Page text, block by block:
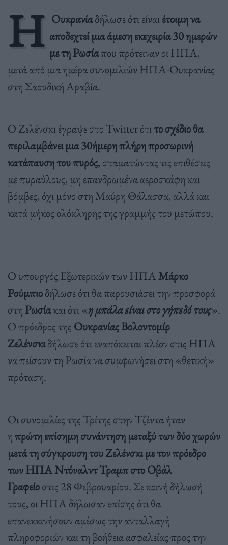
Η Ουκρανίαδήλωσε ότι είναιέτοιμη να
αποδεχτεί μια άμεση εκεχειρία 30 ημερών
με τη Ρωσίαπου πρότειναν οι ΗΠΑ,
μετά από μια ημέρα συνομιλιών ΗΠΑ-Ουκρανίας
στη Σαουδική Αραβία.
Ο Ζελένσκι έγραψε στο Twitter ότιτο σχέδιο θα
περιλαμβάνει μια 30ήμερη πλήρη προσωρινή
κατάπαυση του πυρός, σταματώντας τις επιθέσεις
με πυραύλους, μη επανδρωμένα αεροσκάφη και
βόμβες, όχι μόνο στη Μαύρη Θάλασσα, αλλά και
κατά μήκος ολόκληρης της γραμμής του μετώπου.
Ο υπουργός Εξωτερικών των ΗΠΑΜάρκο
Ρούμπιοδήλωσε ότι θα παρουσιάσει την προσφορά
στηΡωσίακαι ότι «η μπάλα είναι στο γήπεδό τους».
Ο πρόεδρος της Ουκρανίας Βολοντομίρ
Ζελένσκιδήλωσε ότι εναπόκειται πλέον στις ΗΠΑ
να πείσουν τη Ρωσία να συμφωνήσει στη «θετική»
πρόταση.
Οι συνομιλίες της Τρίτης στην Τζέντα ήταν
ηπρώτη επίσημη συνάντηση μεταξύ των δύο χωρών
μετά τη σύγκρουση του Ζελένσκι με τον πρόεδρο
των ΗΠΑ Ντόναλντ Τραμπ στο Οβάλ
Γραφείοστις 28 Φεβρουαρίου. Σε κοινή δήλωσή
τους, οι ΗΠΑ δήλωσαν επίσης ότι θα
επανεκκινήσουν αμέσως την ανταλλαγή
πληροφοριών και τη βοήθεια ασφαλείας προς την